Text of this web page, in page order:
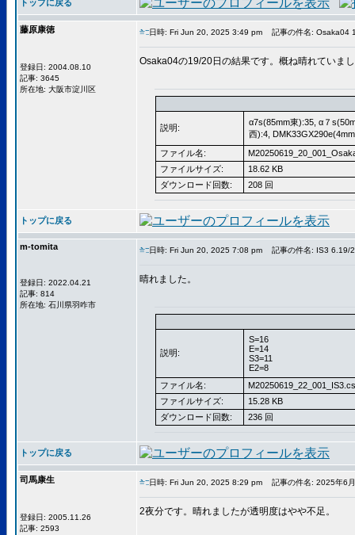
トップに戻る
藤原康徳
登録日: 2004.08.10
記事: 3645
所在地: 大阪市淀川区
日時: Fri Jun 20, 2025 3:49 pm 記事の件名: Osaka04
Osaka04の19/20日の結果です。概ね晴れていま
説明:
α7s(85mm東):35, α７
西):4,
ファイル名:
ファイルサイズ:
18.62 KB
ダウンロード回数:
208 回
トップに戻る
m-tomita
登録日: 2022.04.21
記事: 814
所在地: 石川県羽咋市
日時: Fri Jun 20, 2025 7:08 pm 記事の件名: IS3 6.19/
晴れました。
説明:
S=16
E=14
S3=11
E2=8
ファイル名:
ファイルサイズ:
15.28 KB
ダウンロード回数:
236 回
トップに戻る
司馬康生
登録日: 2005.11.26
記事: 2593
日時: Fri Jun 20, 2025 8:29 pm 記事の件名: 2025年6
2夜分です。晴れましたが透明度はやや不足。